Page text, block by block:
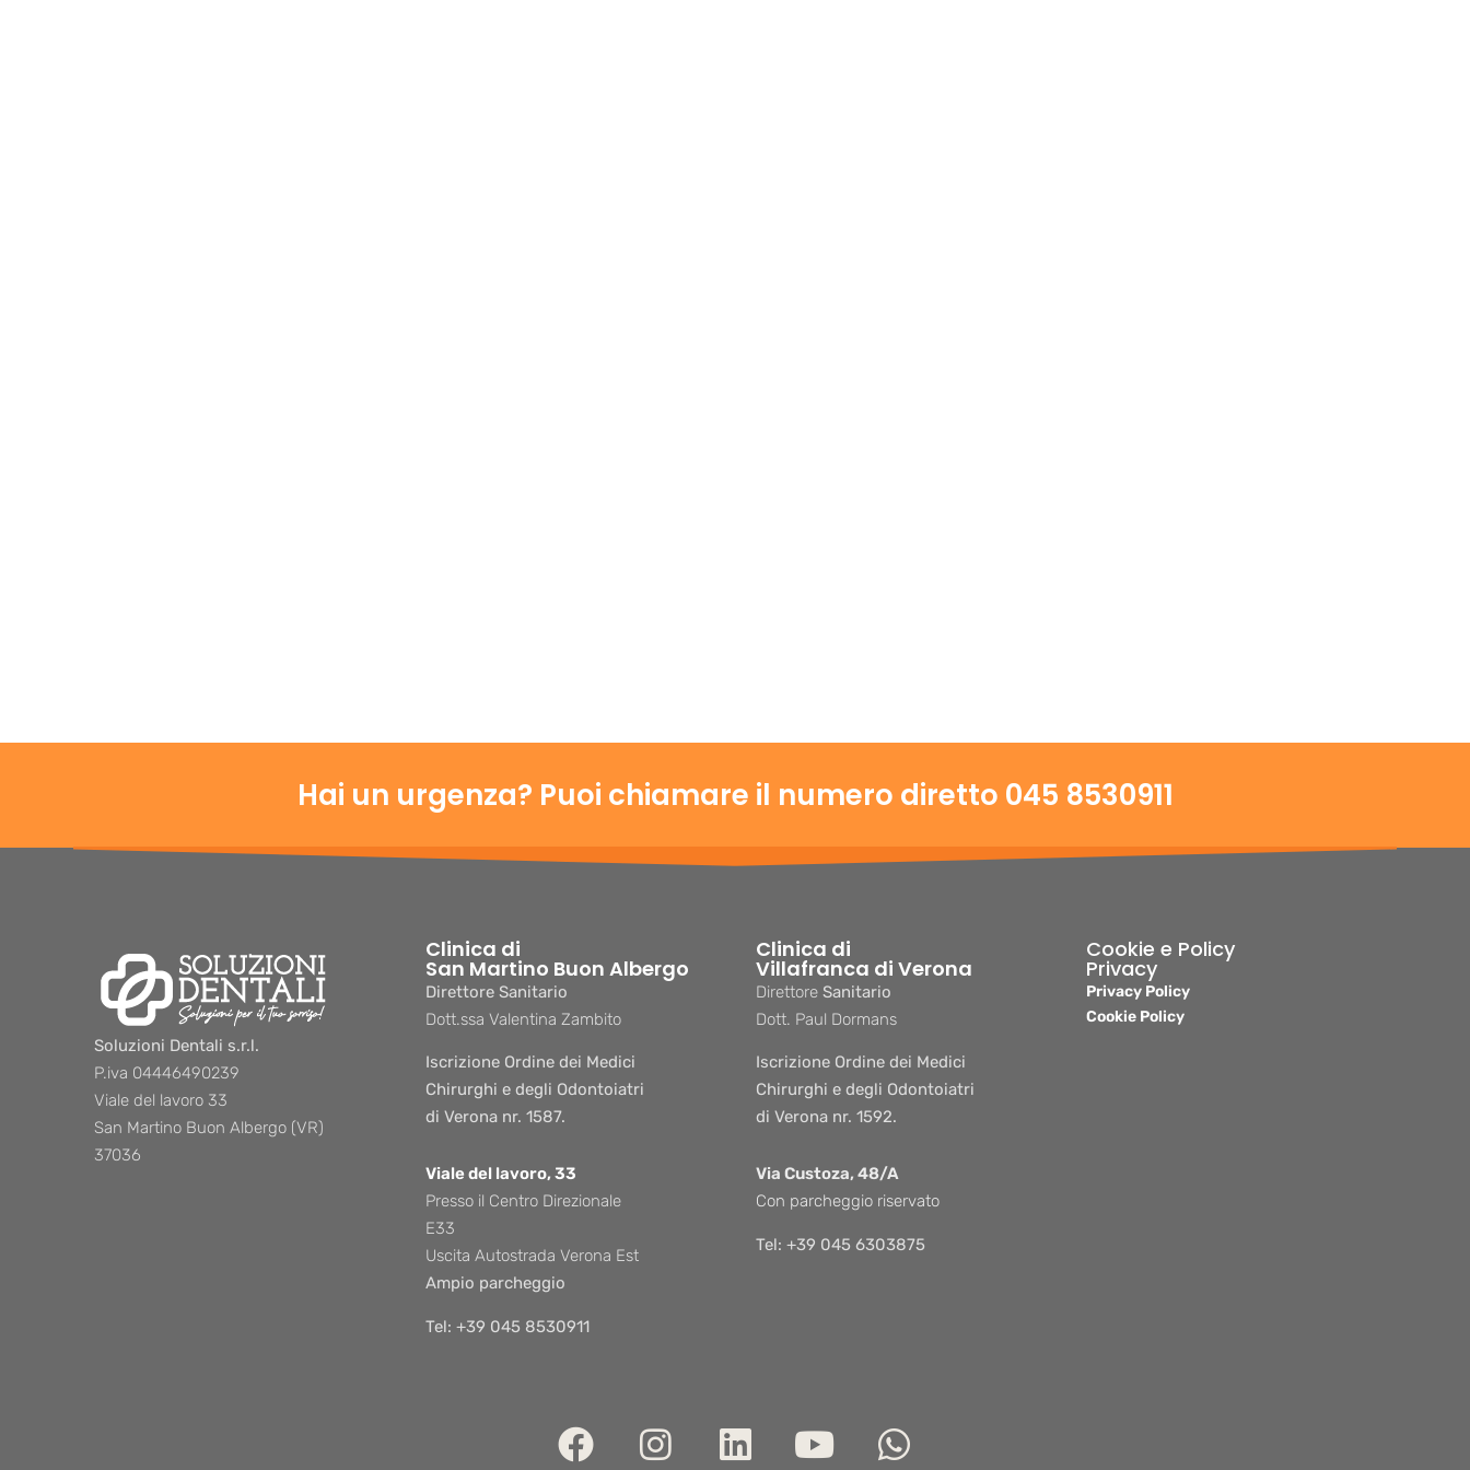
Hai un urgenza? Puoi chiamare il numero diretto 045 8530911
Soluzioni Dentali s.r.l.
P.iva 04446490239
Viale del lavoro 33
San Martino Buon Albergo (VR)
37036
Clinica di
San Martino Buon Albergo
Direttore Sanitario
Dott.ssa Valentina Zambito
Iscrizione Ordine dei Medici
Chirurghi e degli Odontoiatri
di Verona nr. 1587.
Viale del lavoro, 33
Presso il Centro Direzionale
E33
Uscita Autostrada Verona Est
Ampio parcheggio
Tel: +39 045 8530911
Clinica di
Villafranca di Verona
DirettoreSanitario
Dott. Paul Dormans
Iscrizione Ordine dei Medici
Chirurghi e degli Odontoiatri
di Verona nr. 1592.
Via Custoza, 48/A
Con parcheggio riservato
Tel: +39 045 6303875
Cookie e Policy
Privacy
Privacy Policy
Cookie Policy